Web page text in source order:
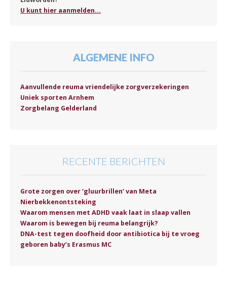
U kunt hier aanmelden...
ALGEMENE INFO
Aanvullende reuma vriendelijke zorgverzekeringen
Uniek sporten Arnhem
Zorgbelang Gelderland
RECENTE BERICHTEN
Grote zorgen over ‘gluurbrillen’ van Meta
Nierbekkenontsteking
Waarom mensen met ADHD vaak laat in slaap vallen
Waarom is bewegen bij reuma belangrijk?
DNA-test tegen doofheid door antibiotica bij te vroeg
geboren baby’s Erasmus MC